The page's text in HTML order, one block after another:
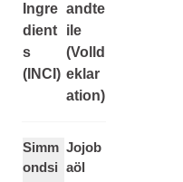
Ingre
dient
s
(INCI)
andte
ile
(Volld
eklar
ation)
Simm
ondsi
Jojob
aöl